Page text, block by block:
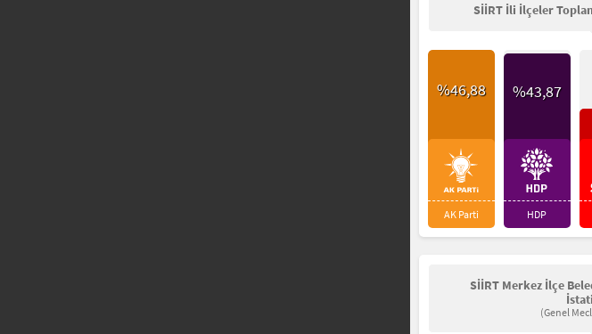
SİİRT İli İlçeler
%46,88
AK Parti
%43,87
HDP
SİİRT Merkez İlçe
(Genel